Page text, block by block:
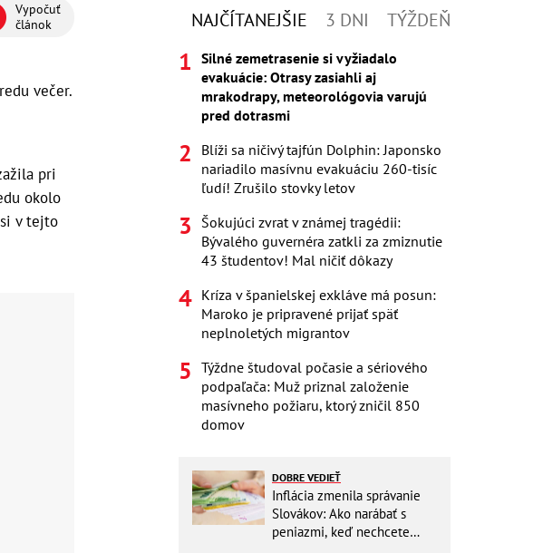
Vypočuť
článok
večer.
pri
okolo
v tejto
NAJČÍTANEJŠIE 3 DNI TÝŽDEŇ
Silné zemetrasenie si vyžiadalo
evakuácie: Otrasy zasiahli aj
mrakodrapy, meteorológovia varujú
pred dotrasmi
Blíži sa ničivý tajfún Dolphin: Japonsko
nariadilo masívnu evakuáciu 260-tisíc
ľudí! Zrušilo stovky letov
Šokujúci zvrat v známej tragédii:
Bývalého guvernéra zatkli za zmiznutie
43 študentov! Mal ničiť dôkazy
Kríza v španielskej exkláve má posun:
Maroko je pripravené prijať späť
neplnoletých migrantov
Týždne študoval počasie a sériového
podpaľača: Muž priznal založenie
masívneho požiaru, ktorý zničil 850
domov
DOBRE VEDIEŤ
Inflácia zmenila správanie
Slovákov: Ako narábať s
peniazmi, keď nechcete